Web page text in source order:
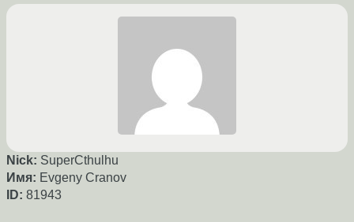
Nick: SuperCthulhu
Имя: Evgeny Cranov
ID: 81943